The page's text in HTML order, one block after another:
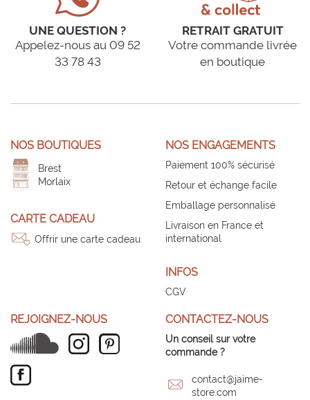
UNE QUESTION ?
Appelez-nous au 09 52
33 78 43
RETRAIT GRATUIT
Votre commande livrée
en boutique
NOS BOUTIQUES
Brest
Morlaix
CARTE CADEAU
Offrir une carte cadeau
NOS ENGAGEMENTS
Paiement 100% sécurisé
Retour et échange facile
Emballage personnalisé
Livraison en France et
international
INFOS
CGV
REJOIGNEZ-NOUS CONTACTEZ-NOUS
Un conseil sur votre
commande ?
contact@jaime-
store.com